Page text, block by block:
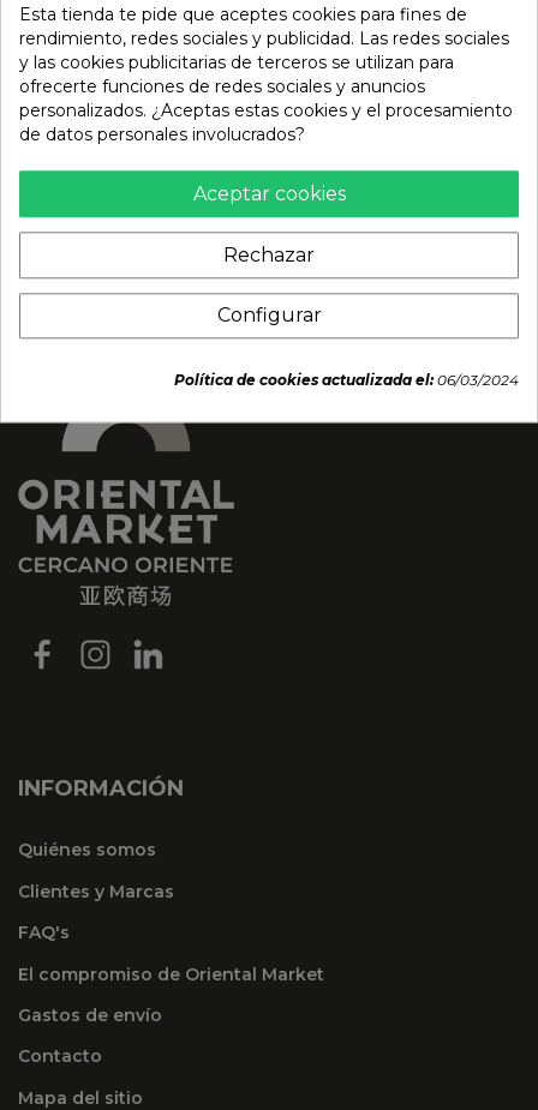
Salsa ostra (MAEKRUA)
4.5kg
25,85 €
Salsa de ostras (LKK)
907g
8,90 €
INFORMACIÓN
Quiénes somos
Clientes y Marcas
FAQ's
El compromiso de Oriental Market
Gastos de envío
Contacto
Mapa del sitio
Esta tienda te pide que aceptes cookies para fines de
rendimiento, redes sociales y publicidad. Las redes sociales
y las cookies publicitarias de terceros se utilizan para
ofrecerte funciones de redes sociales y anuncios
personalizados. ¿Aceptas estas cookies y el procesamiento
de datos personales involucrados?
Aceptar cookies
Rechazar
Configurar
Política de cookies actualizada el:06/03/2024